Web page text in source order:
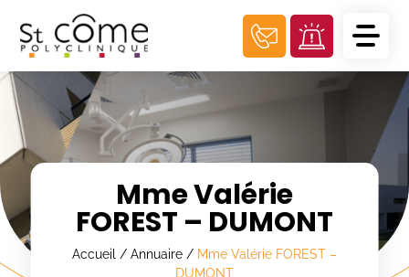
Mme Valérie
FOREST – DUMONT
Accueil / Annuaire/ Mme Valérie FOREST –
DUMONT